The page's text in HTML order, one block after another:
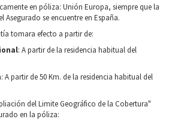
en póliza: Unión Europa, siempre que la
Asegurado se encuentre en España.
tomara efecto a partir de:
: A partir de la residencia habitual del
: A partir de 50 Km. de la residencia habitual del
del Limite Geográfico de la Cobertura"
en la póliza: